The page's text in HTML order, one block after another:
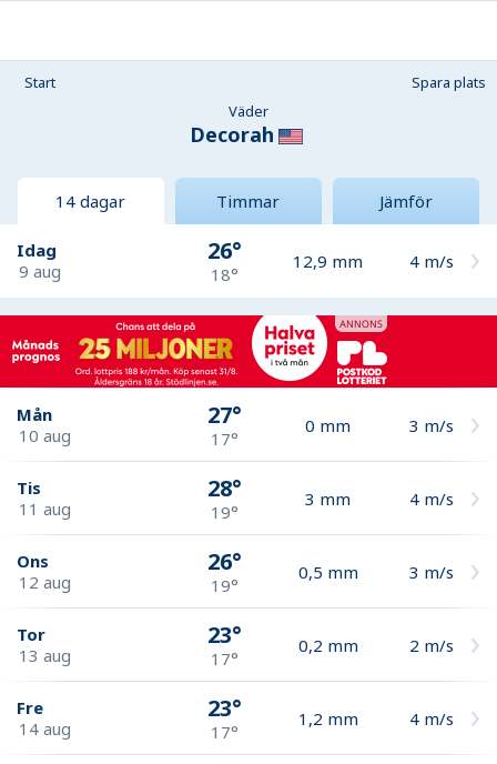
Start
Spara plats
Väder
Decorah
14 dagar Timmar Jämför
Idag
9 aug
26°
18°
12,9 mm 4 m/s
Mån
10 aug
27°
17°
0 mm 3 m/s
Tis
11 aug
28°
19°
3 mm 4 m/s
Ons
12 aug
26°
19°
0,5 mm 3 m/s
Tor
13 aug
23°
17°
0,2 mm 2 m/s
Fre
14 aug
23°
17°
1,2 mm 4 m/s